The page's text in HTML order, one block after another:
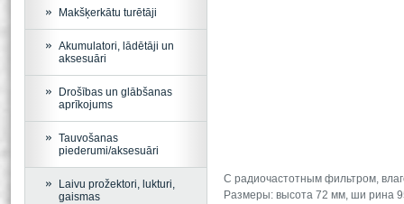
С радиочастотным фильтром,
Размеры: высота 72 мм, ши рина
Makšķerkātu turētāji
Akumulatori, lādētāji un
aksesuāri
Drošības un glābšanas
aprīkojums
Tauvošanas
piederumi/aksesuāri
Laivu prožektori, lukturi,
gaismas